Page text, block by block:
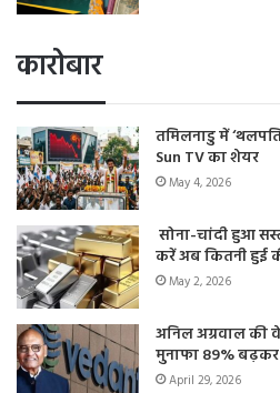
कारोबार
तमिलनाडु में
Sun TV का शेयर
May 4, 2026
सोना-चांदी हुआ
करें अब कितनी हुई
May 2, 2026
अनिल अग्रवाल की
मुनाफा 89% बढ़कर
April 29, 2026